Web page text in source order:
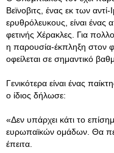
Βεϊνοβιτς, ένας εκ των
ερυθρόλευκους, είναι ένας
φετινής Χέρακλες. Για
η παρουσία-έκπληξη στον
οφείλεται σε σημαντικό
Γενικότερα είναι ένας
ο ίδιος δήλωσε:
«Δεν υπάρχει κάτι το
ευρωπαϊκών ομάδων. Θα
έπειτα.